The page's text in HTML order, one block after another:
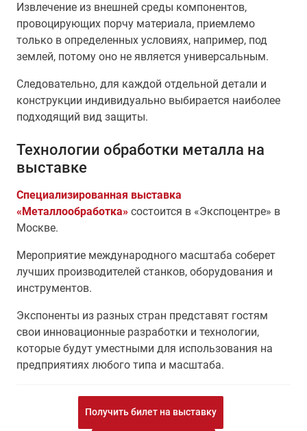
Извлечение из внешней среды компонентов,
провоцирующих порчу материала, приемлемо
только в определенных условиях, например, под
землей, потому оно не является универсальным.
Следовательно, для каждой отдельной детали и
конструкции индивидуально выбирается наиболее
подходящий вид защиты.
Технологии обработки металла на
выставке
Специализированная выставка
«Металлообработка» состоится в «Экспоцентре» в
Москве.
Мероприятие международного масштаба соберет
лучших производителей станков, оборудования и
инструментов.
Экспоненты из разных стран представят гостям
свои инновационные разработки и технологии,
которые будут уместными для использования на
предприятиях любого типа и масштаба.
Получить билет на выставку